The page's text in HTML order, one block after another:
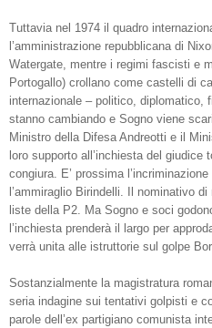
Tuttavia nel 1974 il quadro
l’amministrazione repubblicana di
Watergate, mentre i regimi fascisti e
Portogallo) crollano come castelli di
internazionale – politico, diplomatico,
stanno cambiando e Sogno viene
Ministro della Difesa Andreotti e il
loro supporto all’inchiesta del
congiura. E’ prossima
l’ammiraglio Birindelli. Il nominativo
liste della P2. Ma Sogno e soci
l’inchiesta prenderà il largo per
verrà unita alle istruttorie sul golpe
Sostanzialmente la magistratura
seria indagine sui tentativi golpisti e
parole dell’ex partigiano comunista